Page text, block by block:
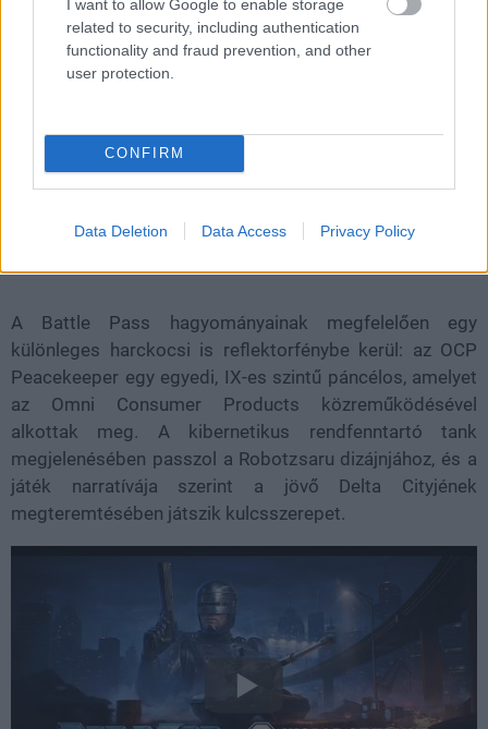
I want to allow Google to enable storage
related to security, including authentication
functionality and fraud prevention, and other
user protection.
CONFIRM
Data Deletion Data Access Privacy Policy
szinkronhangokkal érkező karakterek között ott van Alex
Murphy, azaz a Robotzsaru, az egykori emlékeitől gyötört
törvényosztó kiborg, de természetesen nem hiányozhat
vasfegyelmet képviselő Reed őrmester sem. Mellettük
olyan ismerős figurák tűnnek még fel, mint a brutális
Leon Nash, a karrierista Bob Morton és a pusztítást
élvező Emil Antonowsky.
A Battle Pass hagyományainak megfelelően egy
különleges harckocsi is reflektorfénybe kerül: az OCP
Peacekeeper egy egyedi, IX-es szintű páncélos, amelyet
az Omni Consumer Products közreműködésével
alkottak meg. A kibernetikus rendfenntartó tank
megjelenésében passzol a Robotzsaru dizájnjához, és a
játék narratívája szerint a jövő Delta Cityjének
megteremtésében játszik kulcsszerepet.